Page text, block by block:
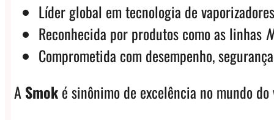
Líder global em tecnologia de
Reconhecida por produtos como as linhas
Comprometida com desempenho,
ASmoké sinônimo de excelência no mundo